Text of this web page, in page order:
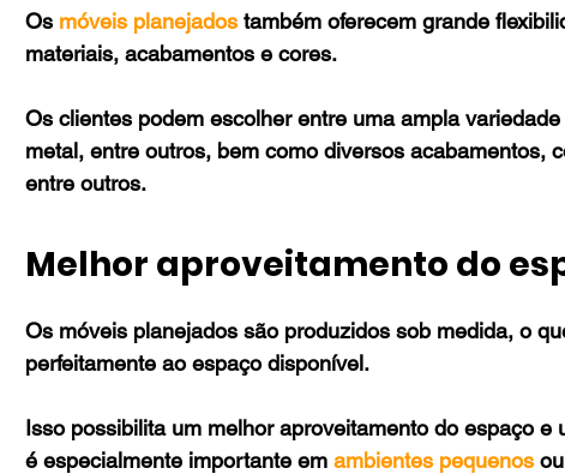
Os móveis planejados também oferecem grande
materiais, acabamentos e cores.
Os clientes podem escolher entre uma ampla
metal, entre outros, bem como diversos acabamentos,
entre outros.
Melhor aproveitamento do
Os móveis planejados são produzidos sob medida, o
perfeitamente ao espaço disponível.
Isso possibilita um melhor aproveitamento do espaço
é especialmente importante em ambientes pequenos